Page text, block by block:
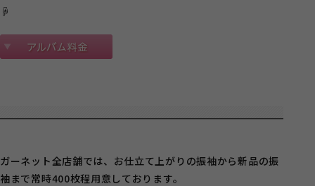
☟
ガーネット全店舗では、お仕立て上がりの振袖から新品の振
袖まで常時400枚程用意しております。